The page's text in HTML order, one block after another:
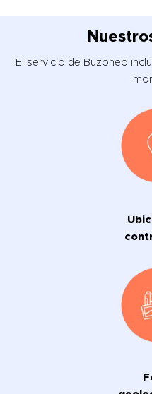
El servicio de Buzoneo